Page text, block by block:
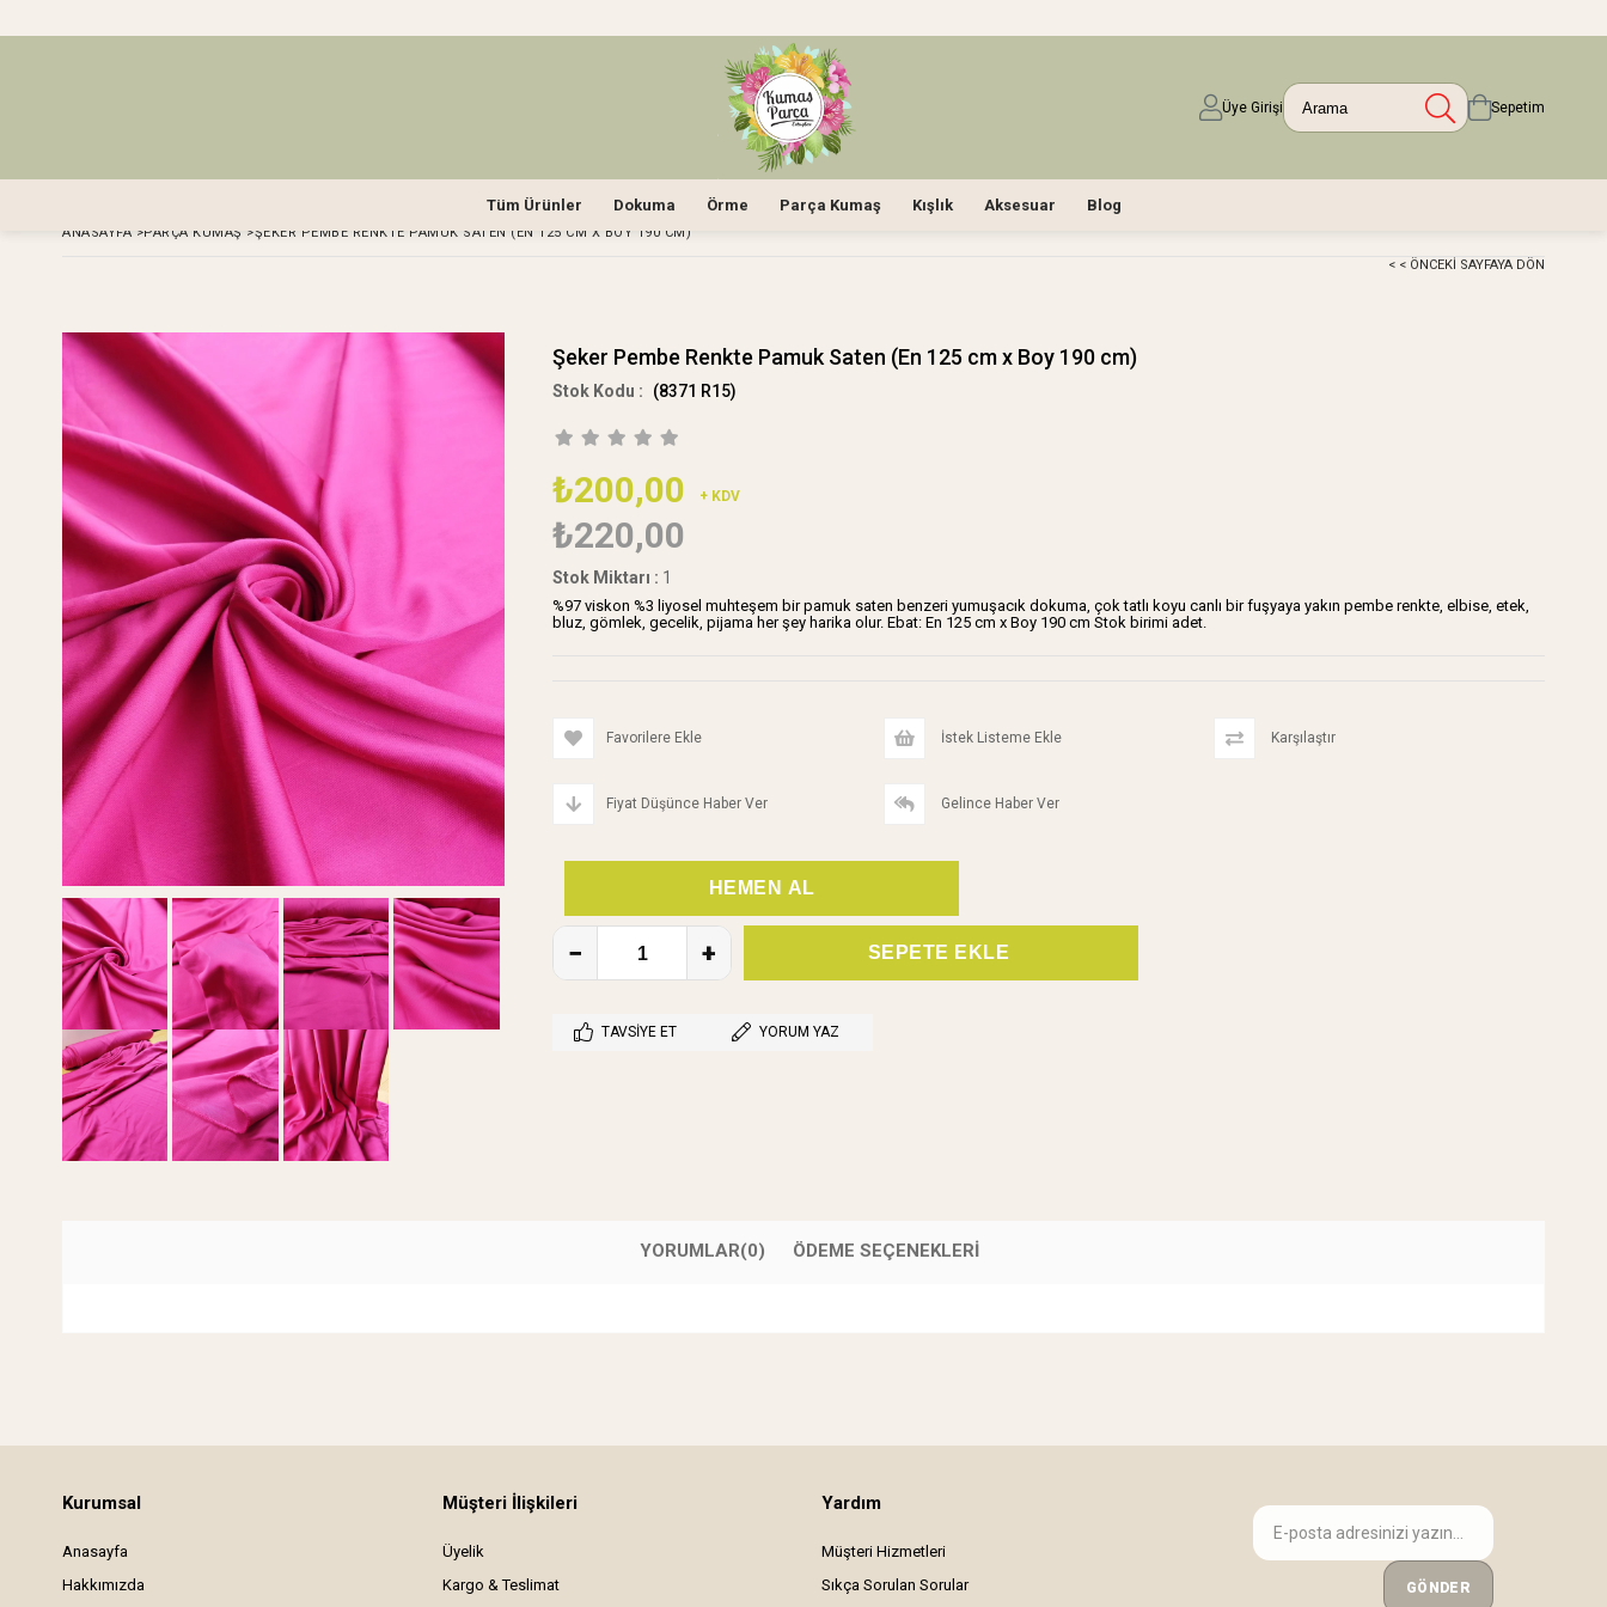
Üye Girişi Sepetim
Tüm Ürünler Dokuma Örme Parça Kumaş Kışlık Aksesuar Blog
ANASAYFA >PARÇA KUMAŞ >ŞEKER PEMBE RENKTE PAMUK SATEN (EN 125 CM X BOY 190 CM)
< < ÖNCEKI SAYFAYA DÖN
Şeker Pembe Renkte Pamuk Saten (En 125 cm x Boy 190 cm)
(8371 R15)
₺200,00 + KDV
₺220,00
Stok Miktarı : 1
%97 viskon %3 liyosel muhteşem bir pamuk saten benzeri yumuşacık dokuma, çok tatlı koyu canlı bir fuşyaya yakın pembe renkte, elbise, etek,
bluz, gömlek, gecelik, pijama her şey harika olur. Ebat: En 125 cm x Boy 190 cm Stok birimi adet.
Favorilere Ekle İstek Listeme Ekle Karşılaştır
Fiyat Düşünce Haber Ver Gelince Haber Ver
TAVSIYE ET YORUM YAZ
YORUMLAR(0) ÖDEME SEÇENEKLERI
Kurumsal
Anasayfa
Hakkımızda
Müşteri İlişkileri
Üyelik
Kargo & Teslimat
Yardım
Müşteri Hizmetleri
Sıkça Sorulan Sorular
GÖNDER